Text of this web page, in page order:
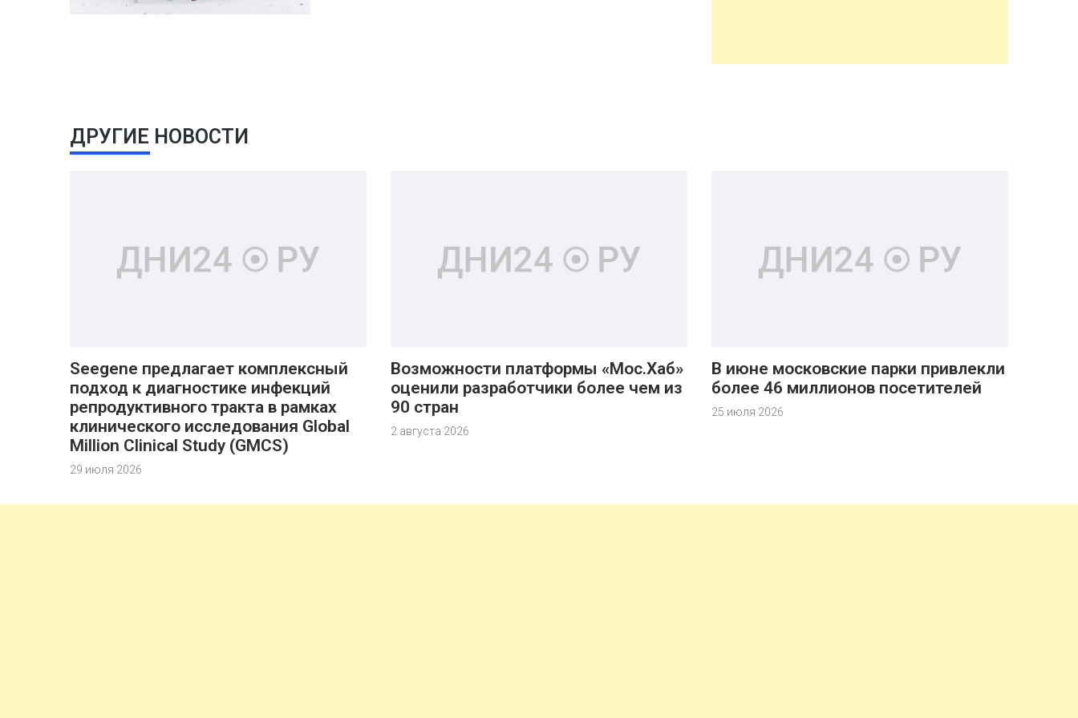
ДРУГИЕ НОВОСТИ
Seegene предлагает комплексный
подход к диагностике инфекций
репродуктивного тракта в рамках
клинического исследования Global
Million Clinical Study (GMCS)
29 июля 2026
Возможности платформы «Мос.Хаб»
оценили разработчики более чем из
90 стран
2 августа 2026
В июне московские парки привлекли
более 46 миллионов посетителей
25 июля 2026